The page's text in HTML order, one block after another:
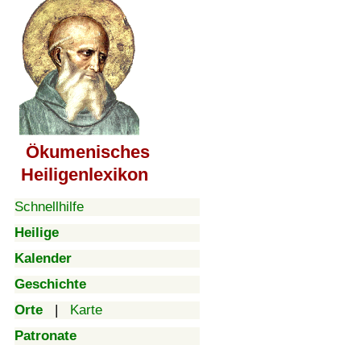
Ökumenisches
Heiligenlexikon
Schnellhilfe
Heilige
Kalender
Geschichte
Orte | Karte
Patronate